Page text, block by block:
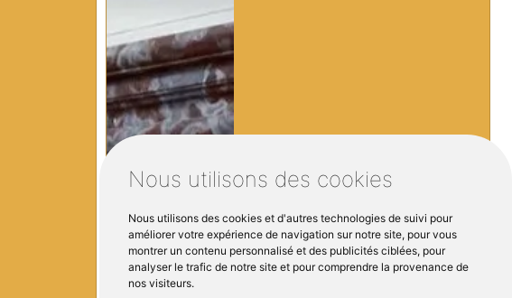
Nous utilisons des cookies
Nous utilisons des cookies et d'autres technologies de suivi pour
améliorer votre expérience de navigation sur notre site, pour vous
montrer un contenu personnalisé et des publicités ciblées, pour
analyser le trafic de notre site et pour comprendre la provenance de
nos visiteurs.